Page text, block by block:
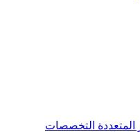
المتعددة التخصصات